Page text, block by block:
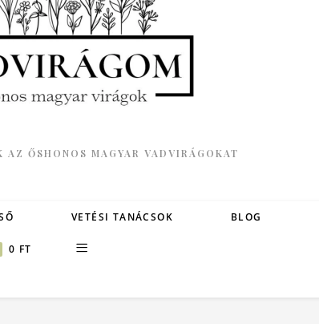
AZ ŐSHONOS MAGYAR VADVIRÁGOKAT
VETÉSI TANÁCSOK BLOG
0 FT